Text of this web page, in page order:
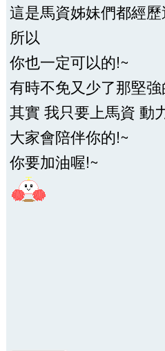
這是馬資姊妹們都經
所以
你也一定可以的!~
有時不免又少了那堅強
其實 我只要上馬資 動
大家會陪伴你的!~
你要加油喔!~